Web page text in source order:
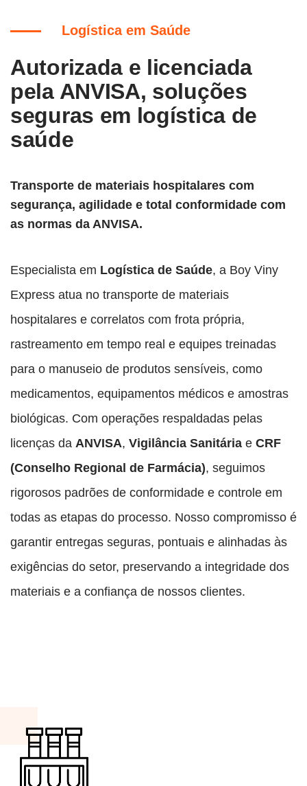
Logística em Saúde
Autorizada e licenciada
pela ANVISA, soluções
seguras em logística de
saúde
Transporte de materiais hospitalares com
segurança, agilidade e total conformidade com
as normas da ANVISA.
Especialista em Logística de Saúde, a Boy Viny
Express atua no transporte de materiais
hospitalares e correlatos com frota própria,
rastreamento em tempo real e equipes treinadas
para o manuseio de produtos sensíveis, como
medicamentos, equipamentos médicos e amostras
biológicas. Com operações respaldadas pelas
licenças da ANVISA, Vigilância Sanitária e CRF
(Conselho Regional de Farmácia), seguimos
rigorosos padrões de conformidade e controle em
todas as etapas do processo. Nosso compromisso é
garantir entregas seguras, pontuais e alinhadas às
exigências do setor, preservando a integridade dos
materiais e a confiança de nossos clientes.